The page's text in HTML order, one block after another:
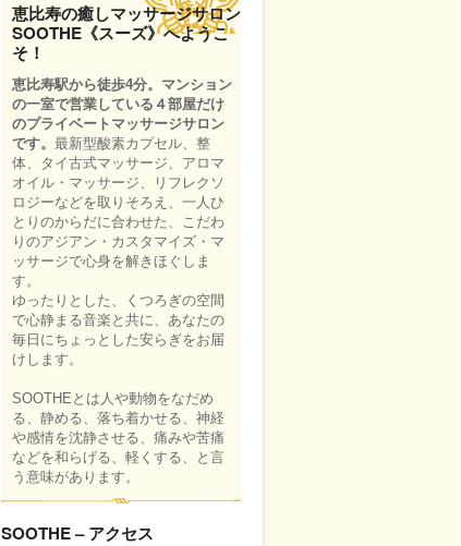
恵比寿の癒しマッサージサロン
SOOTHE《スーズ》へようこ
そ！
恵比寿駅から徒歩4分。マンション
の一室で営業している４部屋だけ
のプライベートマッサージサロン
です。 最新型酸素カプセル、整
体、タイ古式マッサージ、アロマ
オイル・マッサージ、リフレクソ
ロジーなどを取りそろえ、一人ひ
とりのからだに合わせた、こだわ
りのアジアン・カスタマイズ・マ
ッサージで心身を解きほぐしま
す。
ゆったりとした、くつろぎの空間
で心静まる音楽と共に、あなたの
毎日にちょっとした安らぎをお届
けします。
SOOTHEとは人や動物をなだめ
る、静める、落ち着かせる、神経
や感情を沈静させる、痛みや苦痛
などを和らげる、軽くする、と言
う意味があります。
SOOTHE – アクセス